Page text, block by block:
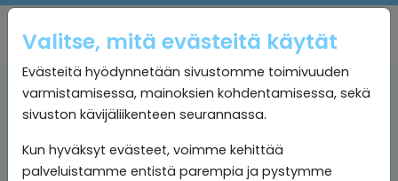
Valitse, mitä evästeitä käytät
Evästeitä hyödynnetään sivustomme toimivuuden
varmistamisessa, mainoksien kohdentamisessa, sekä
sivuston kävijäliikenteen seurannassa.
Kun hyväksyt evästeet, voimme kehittää
palveluistamme entistä parempia ja pystymme